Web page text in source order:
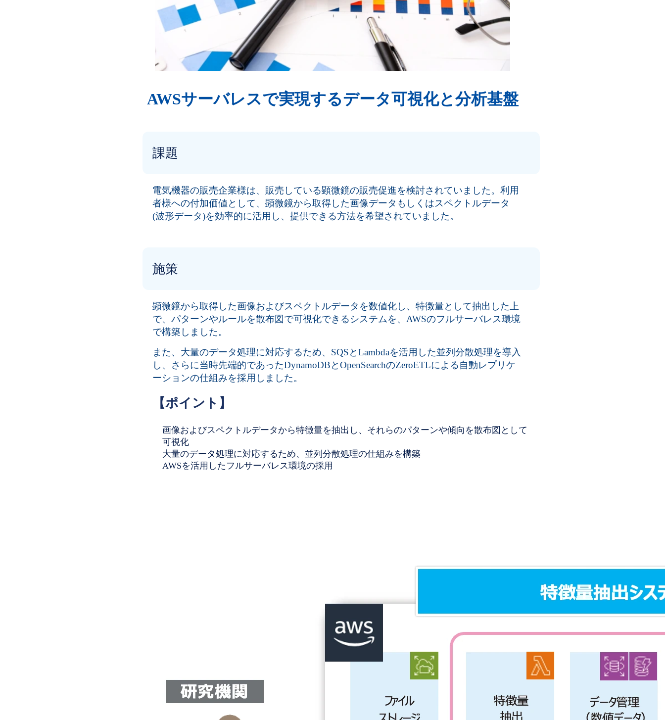
AWSサーバレスで実現するデータ可視化と分析基盤
課題
電気機器の販売企業様は、販売している顕微鏡の販売促進を検討されていました。利用
者様への付加価値として、顕微鏡から取得した画像データもしくはスペクトルデータ
(波形データ)を効率的に活用し、提供できる方法を希望されていました。
施策
顕微鏡から取得した画像およびスペクトルデータを数値化し、特徴量として抽出した上
で、パターンやルールを散布図で可視化できるシステムを、AWSのフルサーバレス環境
で構築しました。
また、大量のデータ処理に対応するため、SQSとLambdaを活用した並列分散処理を導入
し、さらに当時先端的であったDynamoDBとOpenSearchのZeroETLによる自動レプリケ
ーションの仕組みを採用しました。
【ポイント】
画像およびスペクトルデータから特徴量を抽出し、それらのパターンや傾向を散布図として
可視化
大量のデータ処理に対応するため、並列分散処理の仕組みを構築
AWSを活用したフルサーバレス環境の採用